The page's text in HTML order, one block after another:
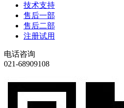
技术支持
售后一部
售后二部
注册试用
电话咨询
021-68909108